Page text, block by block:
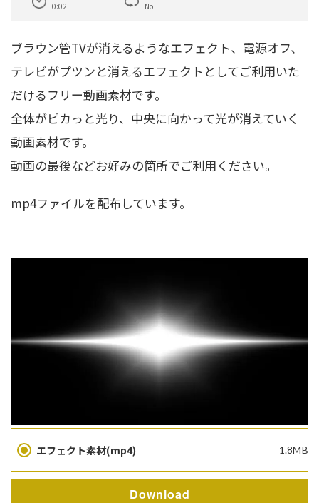
0:02
No
ブラウン管TVが消えるようなエフェクト、電源オフ、
テレビがプツンと消えるエフェクトとしてご利用いた
だけるフリー動画素材です。
全体がピカっと光り、中央に向かって光が消えていく
動画素材です。
動画の最後などお好みの箇所でご利用ください。
mp4ファイルを配布しています。
エフェクト素材(mp4) 1.8MB
Download